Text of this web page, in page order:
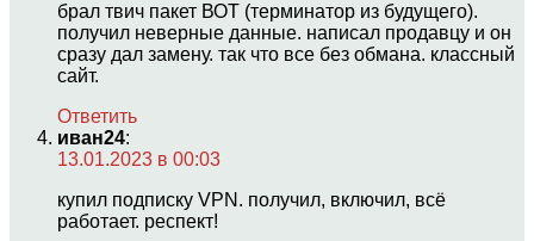
брал твич пакет ВОТ (терминатор из будущего).
получил неверные данные. написал продавцу и он
сразу дал замену. так что все без обмана. классный
сайт.
Ответить
иван24:
13.01.2023 в 00:03
купил подписку VPN. получил, включил, всё
работает. респект!